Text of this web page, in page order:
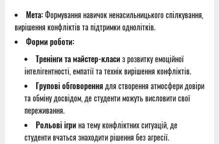
Мета:Формування навичок ненасильницького спілкування,
вирішення конфліктів та підтримки однолітків.
Форми роботи:
Тренінги та майстер-класиз розвитку емоційної
інтелігентності, емпатії та технік вирішення конфліктів.
Групові обговореннядля створення атмосфери довіри
та обміну досвідом, де студенти можуть висловити свої
переживання.
Рольові ігрина тему конфліктних ситуацій, де
студенти вчаться знаходити рішення без агресії.